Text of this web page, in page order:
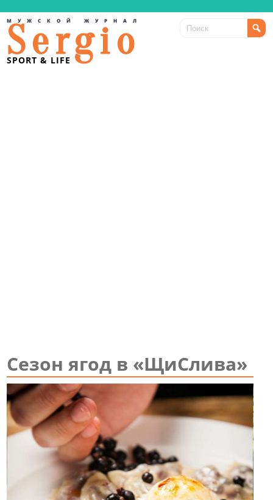
Sergio
SPORT & LIFE
МУЖСКОЙ ЖУРНАЛ
Сезон ягод в «ЩиСлива»